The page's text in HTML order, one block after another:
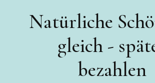
Natürliche
gleich -
bezahlen